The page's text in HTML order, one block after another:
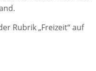
Rubrik „Freizeit“ auf